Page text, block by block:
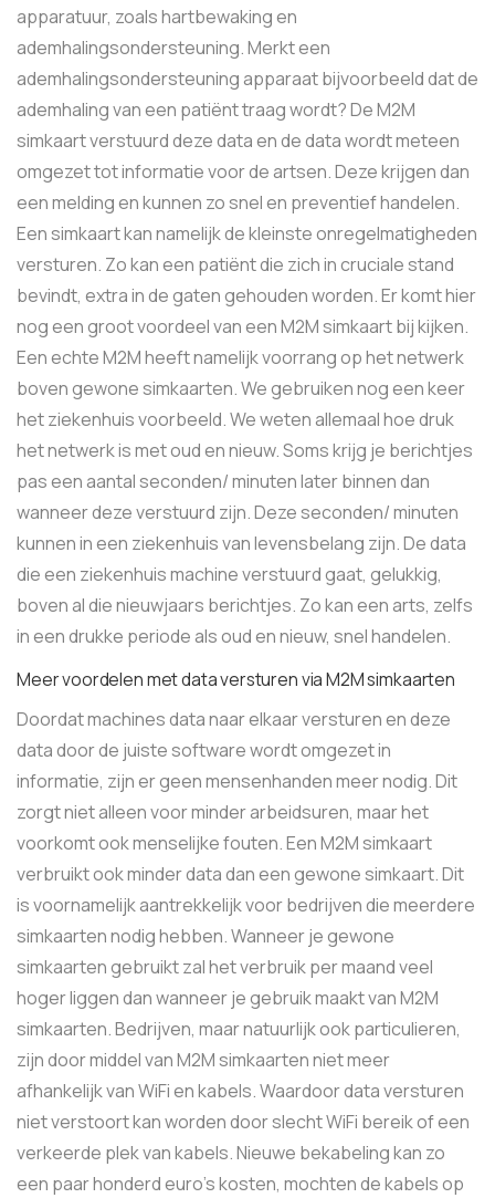
apparatuur, zoals hartbewaking en
ademhalingsondersteuning. Merkt een
ademhalingsondersteuning apparaat bijvoorbeeld dat de
ademhaling van een patiënt traag wordt? De M2M
simkaart verstuurd deze data en de data wordt meteen
omgezet tot informatie voor de artsen. Deze krijgen dan
een melding en kunnen zo snel en preventief handelen.
Een simkaart kan namelijk de kleinste onregelmatigheden
versturen. Zo kan een patiënt die zich in cruciale stand
bevindt, extra in de gaten gehouden worden. Er komt hier
nog een groot voordeel van een M2M simkaart bij kijken.
Een echte M2M heeft namelijk voorrang op het netwerk
boven gewone simkaarten. We gebruiken nog een keer
het ziekenhuis voorbeeld. We weten allemaal hoe druk
het netwerk is met oud en nieuw. Soms krijg je berichtjes
pas een aantal seconden/ minuten later binnen dan
wanneer deze verstuurd zijn. Deze seconden/ minuten
kunnen in een ziekenhuis van levensbelang zijn. De data
die een ziekenhuis machine verstuurd gaat, gelukkig,
boven al die nieuwjaars berichtjes. Zo kan een arts, zelfs
in een drukke periode als oud en nieuw, snel handelen.
Meer voordelen met data versturen via M2M simkaarten
Doordat machines data naar elkaar versturen en deze
data door de juiste software wordt omgezet in
informatie, zijn er geen mensenhanden meer nodig. Dit
zorgt niet alleen voor minder arbeidsuren, maar het
voorkomt ook menselijke fouten. Een M2M simkaart
verbruikt ook minder data dan een gewone simkaart. Dit
is voornamelijk aantrekkelijk voor bedrijven die meerdere
simkaarten nodig hebben. Wanneer je gewone
simkaarten gebruikt zal het verbruik per maand veel
hoger liggen dan wanneer je gebruik maakt van M2M
simkaarten. Bedrijven, maar natuurlijk ook particulieren,
zijn door middel van M2M simkaarten niet meer
afhankelijk van WiFi en kabels. Waardoor data versturen
niet verstoort kan worden door slecht WiFi bereik of een
verkeerde plek van kabels. Nieuwe bekabeling kan zo
een paar honderd euro’s kosten, mochten de kabels op